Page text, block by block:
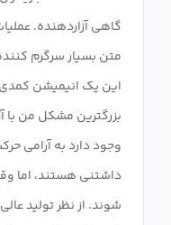
گاهی آزاردهنده.
متن بسیار سرگرم
این یک انیمیشن کمدی
بزرگترین مشکل من با
وجود دارد به آرامی
داشتنی هستند، اما
شوند. از نظر تولید